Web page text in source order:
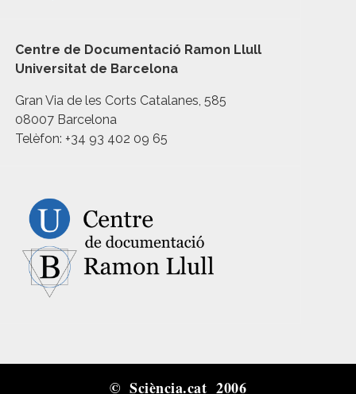
Centre de Documentació Ramon Llull
Universitat de Barcelona
Gran Via de les Corts Catalanes, 585
08007 Barcelona
Telèfon: +34 93 402 09 65
© Sciència.cat 2006